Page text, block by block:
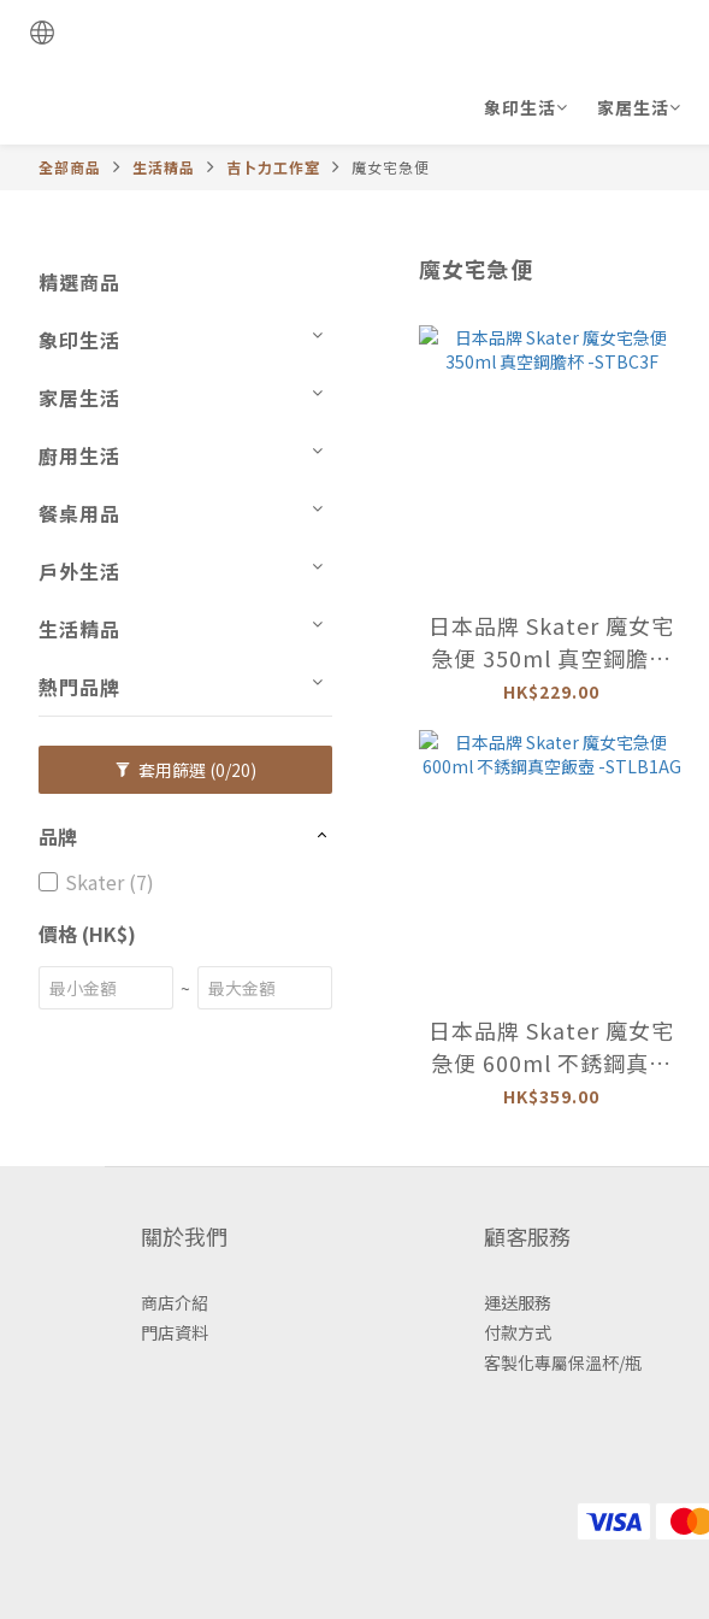
象印生活 家居生活
全部商品 生活精品 吉卜力工作室 魔女宅急便
精選商品
象印生活
家居生活
廚用生活
餐桌用品
戶外生活
生活精品
熱門品牌
套用篩選 (0/20)
品牌
Skater (7)
價格 (HK$)
~
魔女宅急便
日本品牌 Skater 魔女宅
急便 350ml 真空鋼膽杯
-STBC3F
HK$229.00
日本品牌 Skater 魔女宅
急便 600ml 不銹鋼真空
飯壺 -STLB1AG
HK$359.00
關於我們
商店介紹
門店資料
顧客服務
運送服務
付款方式
客製化專屬保溫杯/瓶